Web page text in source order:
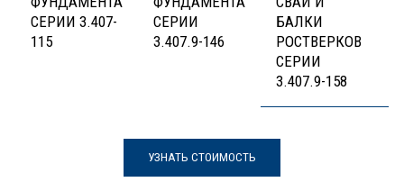
СЕРИИ 3.407-
115
СЕРИИ
3.407.9-146
БАЛКИ
РОСТВЕРКОВ
СЕРИИ
3.407.9-158
УЗНАТЬ СТОИМОСТЬ